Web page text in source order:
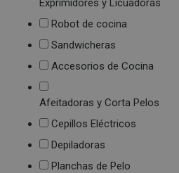
Robot de cocina
Sandwicheras
Accesorios de Cocina
Afeitadoras y Corta Pelos
Cepillos Eléctricos
Depiladoras
Planchas de Pelo